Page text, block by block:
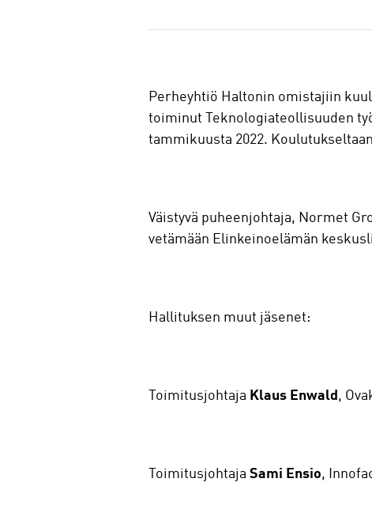
a
Perheyhtiö Haltonin omistajiin
toiminut Teknologiateollisuuden
tammikuusta 2022.
Väistyvä puheenjohtaja, Normet
vetämään Elinkeinoelämän
Hallituksen muut jäsenet:
Toimitusjohtaja Klaus Enwald ,
Toimitusjohtaja Sami Ensio,